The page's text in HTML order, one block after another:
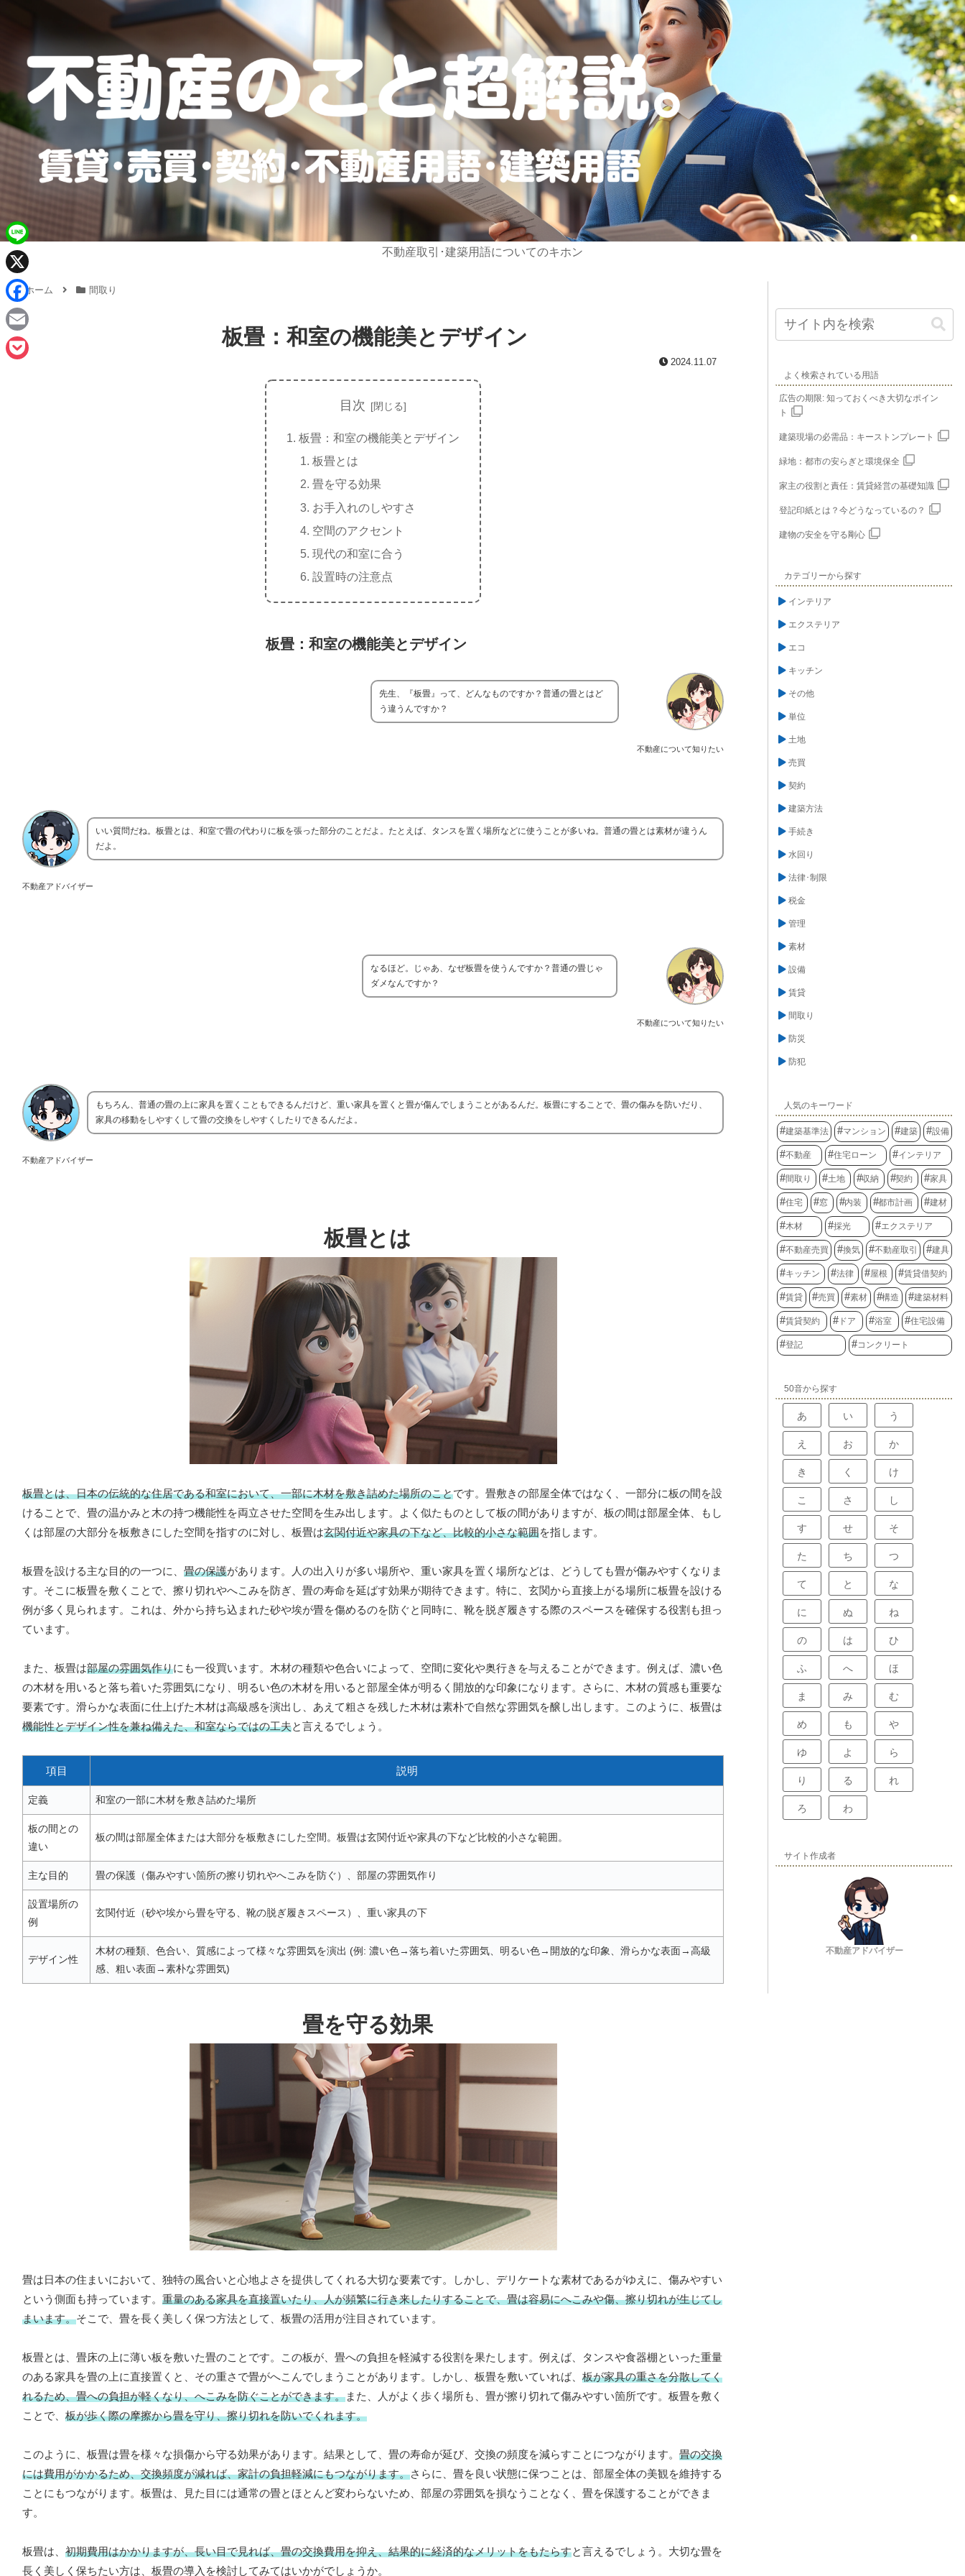
不動産取引･建築用語についてのキホン
ホーム 間取り
板畳：和室の機能美とデザイン
2024.11.07
目次
板畳：和室の機能美とデザイン
板畳とは
畳を守る効果
お手入れのしやすさ
空間のアクセント
現代の和室に合う
設置時の注意点
板畳：和室の機能美とデザイン
不動産について知りたい
先生、『板畳』って、どんなものですか？普通の畳とはど
う違うんですか？
不動産アドバイザー
いい質問だね。板畳とは、和室で畳の代わりに板を張った部分のことだよ。たとえば、タンスを置く場所などに使うことが多いね。普通の畳とは素材が違うん
だよ。
不動産について知りたい
なるほど。じゃあ、なぜ板畳を使うんですか？普通の畳じゃ
ダメなんですか？
不動産アドバイザー
もちろん、普通の畳の上に家具を置くこともできるんだけど、重い家具を置くと畳が傷んでしまうことがあるんだ。板畳にすることで、畳の傷みを防いだり、
家具の移動をしやすくして畳の交換をしやすくしたりできるんだよ。
板畳とは
板畳とは、日本の伝統的な住居である和室において、一部に木材を敷き詰めた場所のことです。畳敷きの部屋全体ではなく、一部分に板の間を設
けることで、畳の温かみと木の持つ機能性を両立させた空間を生み出します。よく似たものとして板の間がありますが、板の間は部屋全体、もし
くは部屋の大部分を板敷きにした空間を指すのに対し、板畳は玄関付近や家具の下など、比較的小さな範囲を指します。
板畳を設ける主な目的の一つに、 畳の保護があります。人の出入りが多い場所や、重い家具を置く場所などは、どうしても畳が傷みやすくなりま
す。そこに板畳を敷くことで、擦り切れやへこみを防ぎ、畳の寿命を延ばす効果が期待できます。特に、玄関から直接上がる場所に板畳を設ける
例が多く見られます。これは、外から持ち込まれた砂や埃が畳を傷めるのを防ぐと同時に、靴を脱ぎ履きする際のスペースを確保する役割も担っ
ています。
また、板畳は部屋の雰囲気作りにも一役買います。木材の種類や色合いによって、空間に変化や奥行きを与えることができます。例えば、濃い色
の木材を用いると落ち着いた雰囲気になり、明るい色の木材を用いると部屋全体が明るく開放的な印象になります。さらに、木材の質感も重要な
要素です。滑らかな表面に仕上げた木材は高級感を演出し、あえて粗さを残した木材は素朴で自然な雰囲気を醸し出します。このように、板畳は
機能性とデザイン性を兼ね備えた、和室ならではの工夫と言えるでしょう。
項目 説明
定義 和室の一部に木材を敷き詰めた場所
板の間との
違い
板の間は部屋全体または大部分を板敷きにした空間。板畳は玄関付近や家具の下など比較的小さな範囲。
主な目的 畳の保護（傷みやすい箇所の擦り切れやへこみを防ぐ）、部屋の雰囲気作り
設置場所の
例
玄関付近（砂や埃から畳を守る、靴の脱ぎ履きスペース）、重い家具の下
デザイン性
木材の種類、色合い、質感によって様々な雰囲気を演出 (例: 濃い色→落ち着いた雰囲気、明るい色→開放的な印象、滑らかな表面→高級
感、粗い表面→素朴な雰囲気)
畳を守る効果
畳は日本の住まいにおいて、独特の風合いと心地よさを提供してくれる大切な要素です。しかし、デリケートな素材であるがゆえに、傷みやすい
という側面も持っています。 重量のある家具を直接置いたり、人が頻繁に行き来したりすることで、畳は容易にへこみや傷、擦り切れが生じてし
まいます。そこで、畳を長く美しく保つ方法として、板畳の活用が注目されています。
板畳とは、畳床の上に薄い板を敷いた畳のことです。この板が、畳への負担を軽減する役割を果たします。例えば、タンスや食器棚といった重量
のある家具を畳の上に直接置くと、その重さで畳がへこんでしまうことがあります。しかし、板畳を敷いていれば、 板が家具の重さを分散してく
れるため、畳への負担が軽くなり、へこみを防ぐことができます。また、人がよく歩く場所も、畳が擦り切れて傷みやすい箇所です。板畳を敷く
ことで、 板が歩く際の摩擦から畳を守り、擦り切れを防いでくれます。
このように、板畳は畳を様々な損傷から守る効果があります。結果として、畳の寿命が延び、交換の頻度を減らすことにつながります。 畳の交換
には費用がかかるため、交換頻度が減れば、家計の負担軽減にもつながります。さらに、畳を良い状態に保つことは、部屋全体の美観を維持する
ことにもつながります。板畳は、見た目には通常の畳とほとんど変わらないため、部屋の雰囲気を損なうことなく、畳を保護することができま
す。
板畳は、 初期費用はかかりますが、長い目で見れば、畳の交換費用を抑え、結果的に経済的なメリットをもたらすと言えるでしょう。大切な畳を
長く美しく保ちたい方は、板畳の導入を検討してみてはいかがでしょうか。
よく検索されている用語
広告の期限: 知っておくべき大切なポイン
ト
建築現場の必需品：キーストンプレート
緑地：都市の安らぎと環境保全
家主の役割と責任：賃貸経営の基礎知識
登記印紙とは？今どうなっているの？
建物の安全を守る剛心
カテゴリーから探す
インテリア
エクステリア
エコ
キッチン
その他
単位
土地
売買
契約
建築方法
手続き
水回り
法律･制限
税金
管理
素材
設備
賃貸
間取り
防災
防犯
人気のキーワード
建築基準法 マンション 建築 設備
不動産 住宅ローン インテリア
間取り 土地 収納 契約 家具
住宅 窓 内装 都市計画 建材
木材 採光 エクステリア
不動産売買 換気 不動産取引 建具
キッチン 法律 屋根 賃貸借契約
賃貸 売買 素材 構造 建築材料
賃貸契約 ドア 浴室 住宅設備
登記 コンクリート
50音から探す
あ い う
え お か
き く け
こ さ し
す せ そ
た ち つ
て と な
に ぬ ね
の は ひ
ふ へ ほ
ま み む
め も や
ゆ よ ら
り る れ
ろ わ
サイト作成者
不動産アドバイザー
L
n
e
X
F
a
c
E